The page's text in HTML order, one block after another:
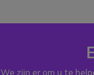
We zijn er om u te